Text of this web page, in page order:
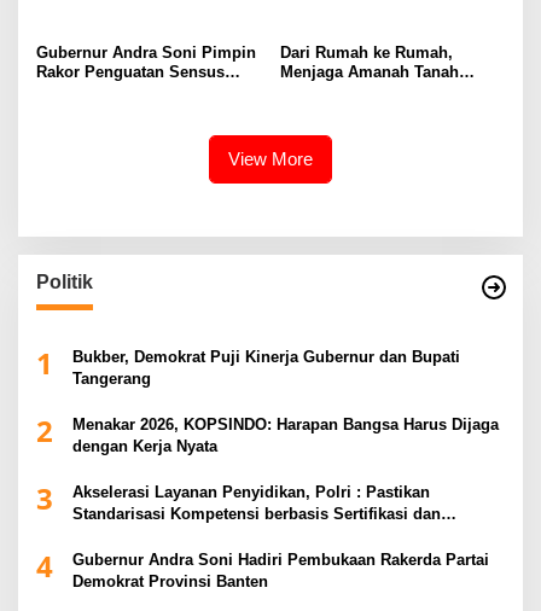
Gubernur Andra Soni Pimpin
Rakor Penguatan Sensus
Dari Rumah ke Rumah,
Menjaga Amanah Tanah
View More
Politik
1
Bukber, Demokrat Puji Kinerja Gubernur dan Bupati
Tangerang
2
Menakar 2026, KOPSINDO: Harapan Bangsa Harus Dijaga
dengan Kerja Nyata
3
Akselerasi Layanan Penyidikan, Polri : Pastikan
Standarisasi Kompetensi berbasis Sertifikasi dan
4
Gubernur Andra Soni Hadiri Pembukaan Rakerda Partai
Demokrat Provinsi Banten